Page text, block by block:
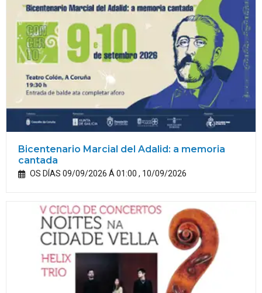
Bicentenario Marcial del Adalid: a memoria
cantada
OS DÍAS 09/09/2026 Á 01:00 , 10/09/2026